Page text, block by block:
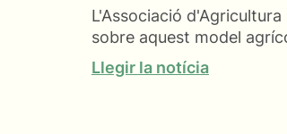
L'Associació
sobre aquest model
Llegir la notícia